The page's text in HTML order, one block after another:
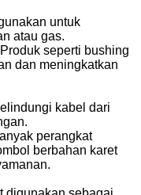
untuk
atau gas.
seperti bushing
dan meningkatkan
kabel dari
perangkat
berbahan karet